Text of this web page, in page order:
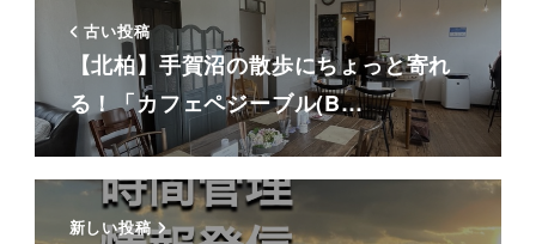
古い投稿
【北柏】手賀沼の散歩にちょっと寄れ
る！「カフェペジーブル(B…
新しい投稿